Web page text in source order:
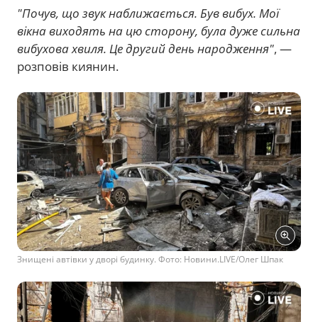
"Почув, що звук наближається. Був вибух. Мої
вікна виходять на цю сторону, була дуже сильна
вибухова хвиля. Це другий день народження", —
розповів киянин.
Знищені автівки у дворі будинку. Фото: Новини.LIVE/Олег Шпак